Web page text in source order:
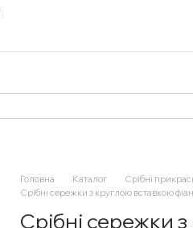
Головна Каталог Срібні
Срібні сережки з круглою вставкою
Срібні сережки